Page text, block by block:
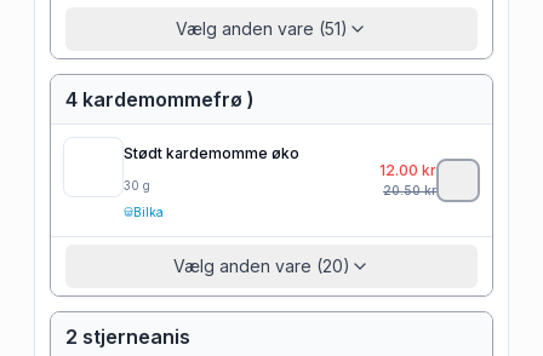
Vælg anden vare (51)
4 kardemommefrø )
Stødt kardemomme øko
30 g
Bilka
12.00 kr
20.50kr
Vælg anden vare (20)
2 stjerneanis